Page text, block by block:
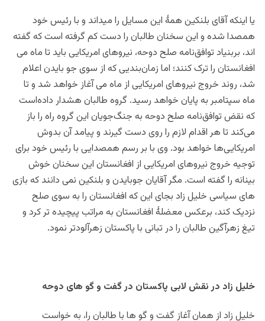
یا اینکهآقای بلنکین همۀ این مسایل را میداند و با رئیس خود
همصدا شده و این سخنان طالبان را دست کم گرفته است که گفته
اند، بربنیاد توافق‌نامه صلح دوحه، نیروهای امریکایی باید تا ماه می
افغانستان را ترک کنند؛ اما زمان‌بندیی که از سوی جو بایدن اعلام
شد، روند خروج نیروهای امریکایی از ماه می آغاز خواهد شد و تا
ماه سپتامبر به پایان خواهد رسید. گروه طالبان هشدار داده‌است
که نقض توافق‌نامه صلح دوحه به جنگ‌جویان این گروه راه را باز
می‌کند تا هر اقدام لازم را روی دست گیرند و پیامد آن‌ بدوش
امریکایی‌ها خواهد بود. وی با بر رسم همصدایی با رئیس خود برای
توجیه خروج نیروهای امریکایی از افغانستان این سخنان خوش
بینانه را گفته است. مگر آقایان جوبایدن و بلنکین نمی دانند که بازی
های سیاسی خلیل زاد بجای این که افغانستان را به سوی صلح
نزدیک کند، برعکس معضلۀ افغانستان به مراتب پیچیده تر کرد و
تیغ زهرآگین طالبان را در تبانی با پاکستان زهرآلودتر نمود.
خلیل زاد در نقش لابی پاکستان در گفت و گو های دوحه
خلیل زاد از همان آغاز گفت و گو ها با طالبان را، به خواست